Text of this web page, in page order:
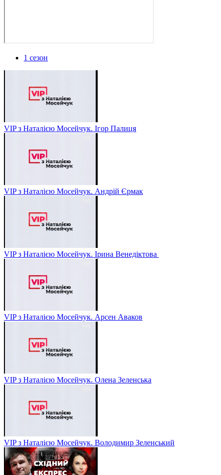
1 сезон
VIP з Наталією Мосейчук. Ігор Палиця
VIP з Наталією Мосейчук. Андрій Єрмак
VIP з Наталією Мосейчук. Ірина Венедіктова
VIP з Наталією Мосейчук. Арсен Аваков
VIP з Наталією Мосейчук. Олена Зеленська
VIP з Наталією Мосейчук. Володимир Зеленський